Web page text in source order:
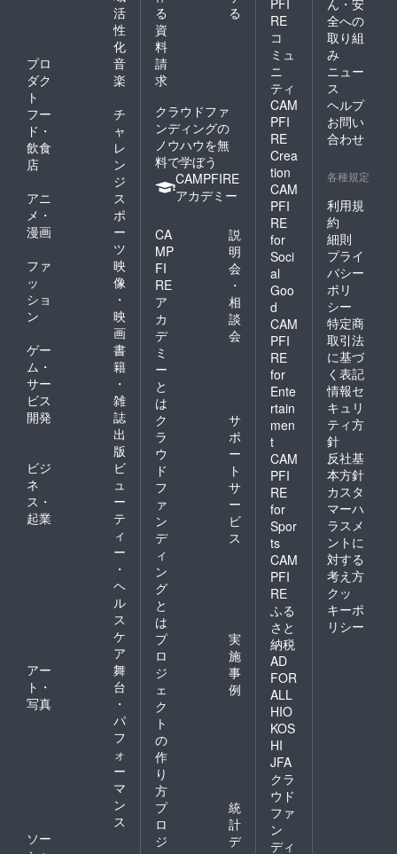
活
性
化
プロ
ダク
ト
音
楽
フー
ド・
飲食
店
チ
ャ
レ
ン
ジ
アニ
メ・
漫画
ス
ポ
ー
ツ
ファ
ッ
ショ
ン
映
像
・
映
画
ゲー
ム・
サー
ビス
開発
書
籍
・
雑
誌
出
版
ビジ
ネ
ス・
起業
ビ
ュ
ー
テ
ィ
ー
・
ヘ
ル
ス
ケ
ア
アー
ト・
写真
舞
台
・
パ
フ
ォ
ー
マ
ン
ス
ソー
る
る
資
料
請
求
クラウドファ
ンディングの
ノウハウを無
料で学ぼう
CAMPFIRE
アカデミー
CA
MP
FI
RE
ア
カ
デ
ミ
ー
と
は
説
明
会
・
相
談
会
ク
ラ
ウ
ド
フ
ァ
ン
デ
ィ
ン
グ
と
は
サ
ポ
ー
ト
サ
ー
ビ
ス
プ
ロ
ジ
ェ
ク
ト
の
作
り
方
実
施
事
例
プ
ロ
ジ
統
計
デ
RE
コ
ミュ
ニ
ティ
CAM
PFI
RE
Crea
tion
CAM
PFI
RE
for
Soci
al
Goo
d
CAM
PFI
RE
for
Ente
rtain
men
t
CAM
PFI
RE
for
Spor
ts
CAM
PFI
RE
ふる
さと
納税
AD
FOR
ALL
HIO
KOS
HI
JFA
クラ
ウド
ファ
ン
ディ
全への
取り組
み
ニュー
ス
ヘルプ
お問い
合わせ
各種規定
利用規
約
細則
プライ
バシー
ポリ
シー
特定商
取引法
に基づ
く表記
情報セ
キュリ
ティ方
針
反社基
本方針
カスタ
マーハ
ラスメ
ントに
対する
考え方
クッ
キーポ
リシー